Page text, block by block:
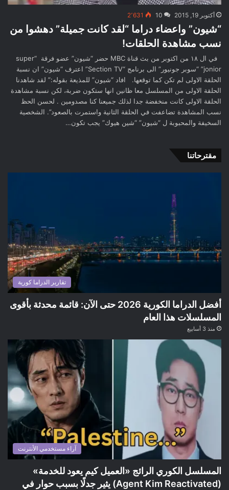
أكتوبر 19, 2015 10 2٬631
“شيون” واعضاء دراما “لقد كانت جميلة” دهشوا من
نسب مشاهدة الحلقات!
في ال ١٨ من اكتوبر من بث قناة MBC حضر “شيون” عضو فرقة “super
jonior” “سوبر جونيور” الى برنامج “Section TV” اعترف “شيون” ان نسبة
الحلقة الاولى لم تكن كما توقعها. افاد “شيون” للمذيعة بقوله:” لقد شاهدنا
الحلقة الاولى من المسلسل معا ظانين انها ستكون ضربة، لكن نسبة مشاهدة
الحلقة الاولى كانت منخفضة جدا لذلك جميعنا كنا مصدومين . لحسن الحظ
نسب المشاهدة تضاعفت في الحلقة الثانية واستمرت بالصعود”. الشخصية
السخيفة والمحبوبة ل “شيون” “شين هيوك” يجب تكون…
مقترحاتنا
تقارير الدراما كورية
أفضل الدراما الكورية 2026 حتى الآن: قائمة محدثة بأقوى
المسلسلات هذا العام
منذ 3 أسابيع
آراء مستخدمي الأنترنت
المسلسل الكوري الرائج «العميل كيم يعود للخدمة»
(Agent Kim Reactivated) يثير جدلًا بسبب حوار في